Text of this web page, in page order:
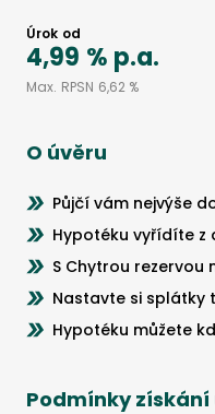
Úrok od
4,99 % p.a.
Max. RPSN 6,62 %
O úvěru
Půjčí vám nejvýše
Hypotéku vyřídíte z
S Chytrou rezervou
Nastavte si splátky
Hypotéku můžete
Podmínky získání